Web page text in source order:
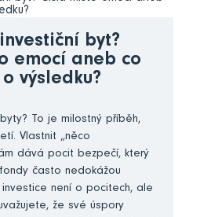
investiční byt?
emocí aneb co
výsledku?
To je milostný příběh,
Vlastnit „něco
dává pocit bezpečí, který
často nedokážou
investice není o pocitech, ale
že své úspory